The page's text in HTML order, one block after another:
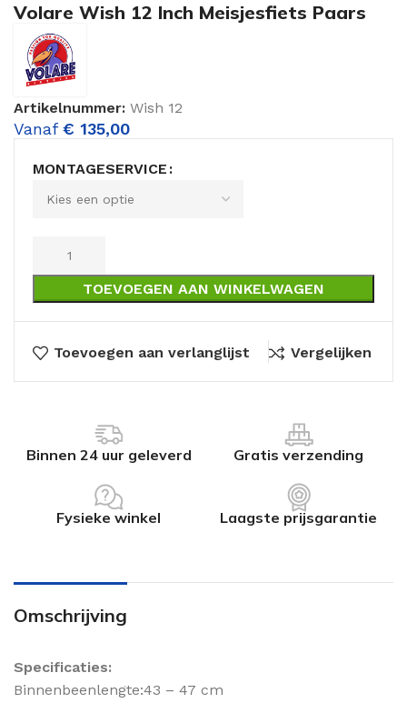
Volare Wish 12 Inch Meisjesfiets Paars
Artikelnummer: Wish 12
Vanaf € 135,00
MONTAGESERVICE
TOEVOEGEN AAN WINKELWAGEN
Toevoegen aan verlanglijst Vergelijken
Binnen 24 uur geleverd Gratis verzending
Fysieke winkel Laagste prijsgarantie
Omschrijving
Specificaties:
Binnenbeenlengte:43 – 47 cm